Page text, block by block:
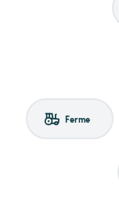
Ferme